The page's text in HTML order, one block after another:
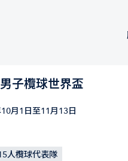
子欖球世界盃
月1日至11月13日
人欖球代表隊